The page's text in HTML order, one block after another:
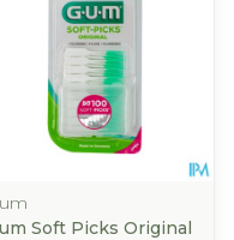
Soft Picks Original